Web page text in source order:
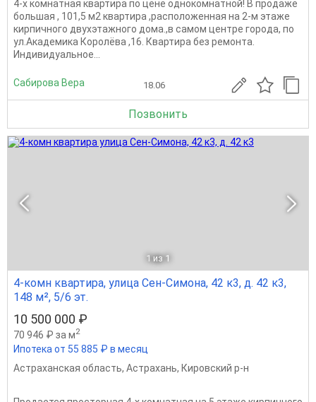
4-х комнатная квартира по цене однокомнатной! В продаже
большая , 101,5 м2 квартира ,расположенная на 2-м этаже
кирпичного двухэтажного дома.,в самом центре города, по
ул.Академика Королёва ,16. Квартира без ремонта.
Индивидуальное...
Сабирова Вера 18.06
Позвонить
1 из 1
4-комн квартира, улица Сен-Симона, 42 к3, д. 42 к3,
148 м², 5/6 эт.
10 500 000 ₽
70 946 ₽ за м2
Ипотека от 55 885 ₽ в месяц
Астраханская область, Астрахань, Кировский р-н